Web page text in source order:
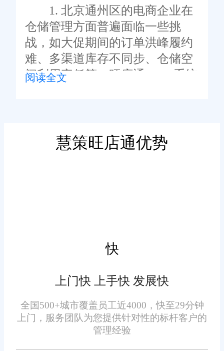
面、高效的仓库管理解决方案。
1. 北京通州区的电商企业在
仓储管理方面普遍面临一些挑
战，如大促期间的订单洪峰履约
难、多渠道库存不同步、仓储空
间利用率低等。旺店通WMS系统
规划最短拣货路径，减少作业人
员的无效走动，显著提升拣货效
道销售矩阵布局的特点，旺店通
WMS系统构建了“一盘货”管理体
通WMS系统同样表现出色。系统
支持货品细化管理、无纸化FR作
业、业务防呆机制等功能，有效
解决了仓储作业管理粗犷、工作
效率低、错发率高等问题。通
过“商品-批次-效期-溯源码”多维
度绑定，入库时通过PDA扫码快
阅读全文
慧策旺店通优势
快
上门快 上手快 发展快
全国500+城市覆盖员工近4000，快至29分钟
上门，服务团队为您提供针对性的标杆客户的
管理经验